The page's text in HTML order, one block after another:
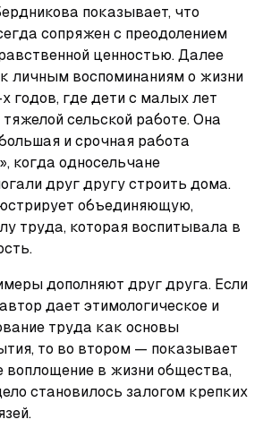
показывает, что
сопряжен с преодолением
ценностью. Далее
личным воспоминаниям о жизни
годов, где дети с малых лет
сельской работе. Она
и срочная работа
когда односельчане
друг другу строить дома.
объединяющую,
труда, которая воспитывала в
дополняют друг друга. Если
дает этимологическое и
труда как основы
то во втором — показывает
воплощение в жизни общества,
становилось залогом крепких